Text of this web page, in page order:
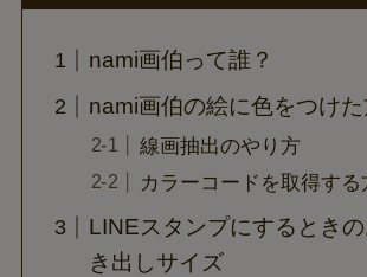
nami画伯って誰？
nami画伯の絵に色をつけ
線画抽出のやり方
カラーコードを取得する
LINEスタンプにするとき
き出しサイズ